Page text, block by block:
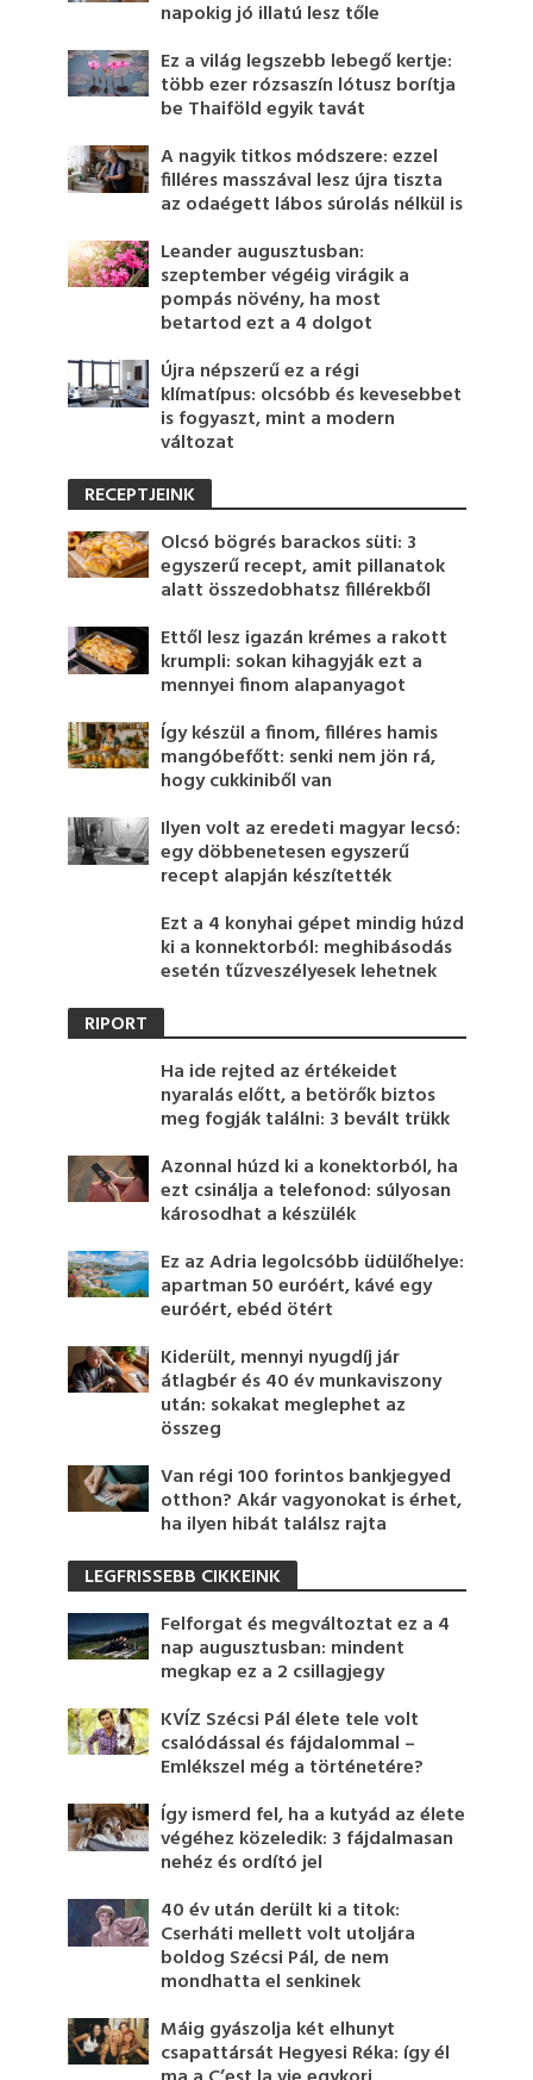
napokig jó illatú lesz tőle
Ez a világ legszebb lebegő kertje:
több ezer rózsaszín lótusz borítja
be Thaiföld egyik tavát
A nagyik titkos módszere: ezzel
filléres masszával lesz újra tiszta
az odaégett lábos súrolás nélkül is
Leander augusztusban:
szeptember végéig virágik a
pompás növény, ha most
betartod ezt a 4 dolgot
Újra népszerű ez a régi
klímatípus: olcsóbb és kevesebbet
is fogyaszt, mint a modern
változat
RECEPTJEINK
Olcsó bögrés barackos süti: 3
egyszerű recept, amit pillanatok
alatt összedobhatsz fillérekből
Ettől lesz igazán krémes a rakott
krumpli: sokan kihagyják ezt a
mennyei finom alapanyagot
Így készül a finom, filléres hamis
mangóbefőtt: senki nem jön rá,
hogy cukkiniből van
Ilyen volt az eredeti magyar lecsó:
egy döbbenetesen egyszerű
recept alapján készítették
Ezt a 4 konyhai gépet mindig húzd
ki a konnektorból: meghibásodás
esetén tűzveszélyesek lehetnek
RIPORT
Ha ide rejted az értékeidet
nyaralás előtt, a betörők biztos
meg fogják találni: 3 bevált trükk
Azonnal húzd ki a konektorból, ha
ezt csinálja a telefonod: súlyosan
károsodhat a készülék
Ez az Adria legolcsóbb üdülőhelye:
apartman 50 euróért, kávé egy
euróért, ebéd ötért
Kiderült, mennyi nyugdíj jár
átlagbér és 40 év munkaviszony
után: sokakat meglephet az
összeg
Van régi 100 forintos bankjegyed
otthon? Akár vagyonokat is érhet,
ha ilyen hibát találsz rajta
LEGFRISSEBB CIKKEINK
Felforgat és megváltoztat ez a 4
nap augusztusban: mindent
megkap ez a 2 csillagjegy
KVÍZ Szécsi Pál élete tele volt
csalódással és fájdalommal –
Emlékszel még a történetére?
Így ismerd fel, ha a kutyád az élete
végéhez közeledik: 3 fájdalmasan
nehéz és ordító jel
40 év után derült ki a titok:
Cserháti mellett volt utoljára
boldog Szécsi Pál, de nem
mondhatta el senkinek
Máig gyászolja két elhunyt
csapattársát Hegyesi Réka: így él